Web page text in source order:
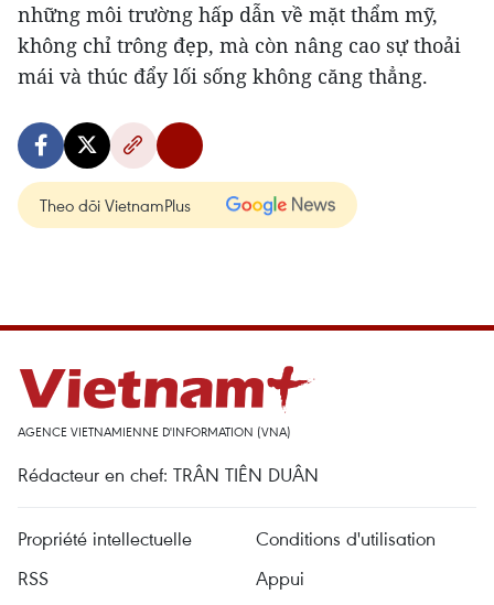
những môi trường hấp dẫn về mặt thẩm mỹ,
không chỉ trông đẹp, mà còn nâng cao sự thoải
mái và thúc đẩy lối sống không căng thẳng.
Theo dõi VietnamPlus
AGENCE VIETNAMIENNE D'INFORMATION (VNA)
Rédacteur en chef: TRÂN TIÊN DUÂN
Propriété intellectuelle
Conditions d'utilisation
RSS
Appui